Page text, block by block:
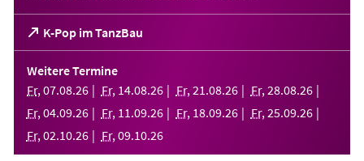
K-Pop im TanzBau
(Öffnet
in
einem
neuen
Tab)
Weitere Termine
Fr, 07.08.26 Fr, 14.08.26 Fr, 21 .08.26 Fr, 28.08.26
Fr, 04.09.26 Fr, 11 .09.26 Fr, 18.09.26 Fr, 25.09.26
Fr, 02.10.26 Fr, 09.10.26